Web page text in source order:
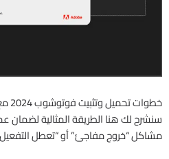
خطوات تحميل وتثبيت فوتوشوب 2024 مع التفعيل
سنشرح لك هنا الطريقة المثالية لضمان
مشاكل “خروج مفاجئ” أو “تعطل